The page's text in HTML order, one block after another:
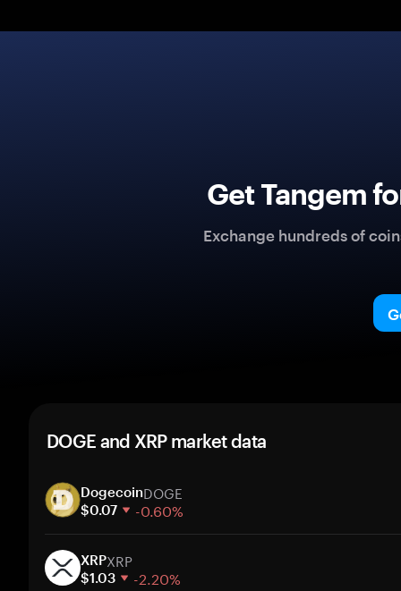
Get Tangem
Exchange hundreds of
DOGE and XRP market data
DogecoinDOGE
$0.07 -0.60%
30 days
Market cap
XRPXRP
$1.03 -2.20%